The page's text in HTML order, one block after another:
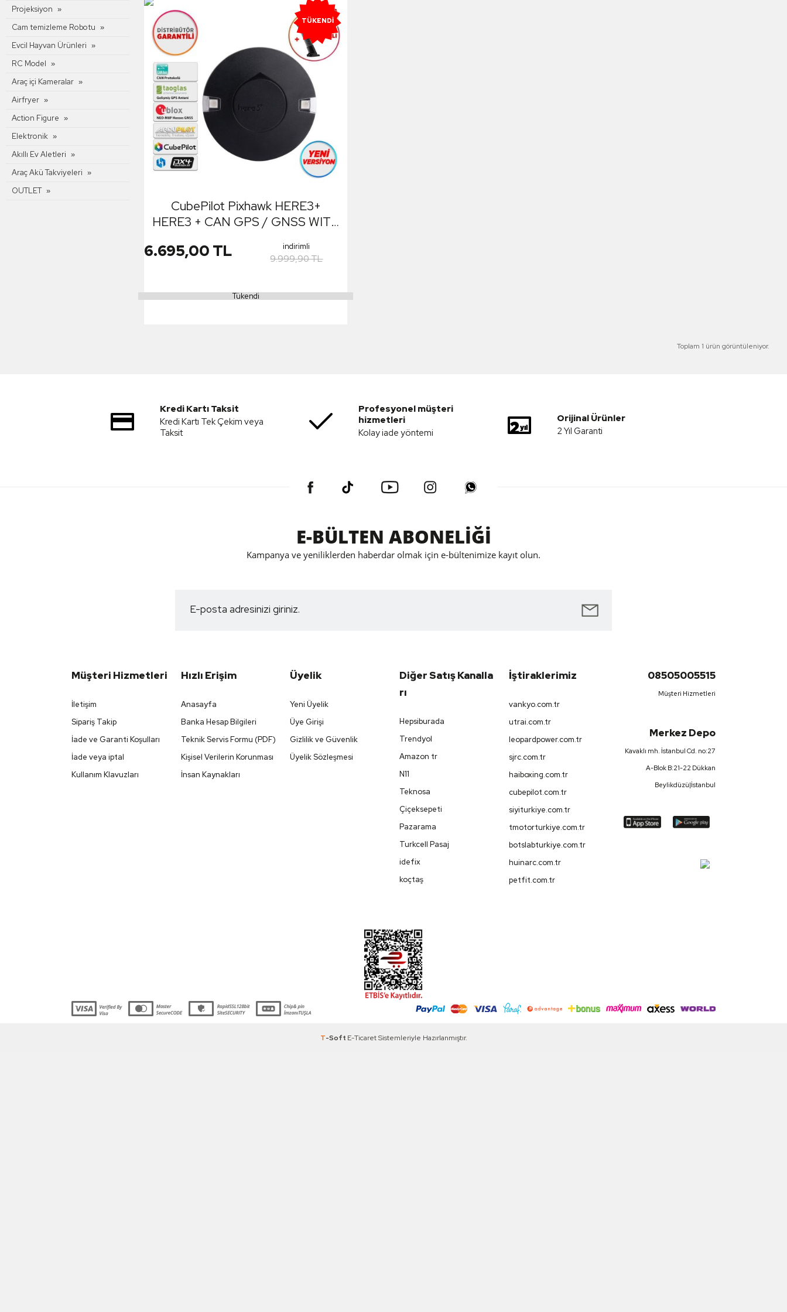
Projeksiyon
Cam temizleme Robotu
Evcil Hayvan Ürünleri
RC Model
Araç içi Kameralar
Airfryer
Action Figure
Elektronik
Akıllı Ev Aletleri
Araç Akü Takviyeleri
OUTLET
TÜKENDI
CubePilot Pixhawk HERE3+
HERE3 + CAN GPS / GNSS WITH
Garantili)
6.695,00 TL indirimli
9.999,90 TL
Tükendi
Toplam 1 ürün görüntüleniyor.
Kredi Kartı Taksit
Kredi Kartı Tek Çekim veya
Taksit
Profesyonel müşteri
hizmetleri
Kolay iade yöntemi
Orijinal Ürünler
2 Yıl Garanti
E-BÜLTEN ABONELİĞİ
Kampanya ve yeniliklerden haberdar olmak için e-bültenimize kayıt olun.
Müşteri Hizmetleri
İletişim
Sipariş Takip
İade ve Garanti Koşulları
İade veya iptal
Kullanım Klavuzları
Hızlı Erişim
Anasayfa
Banka Hesap Bilgileri
Teknik Servis Formu (PDF)
Kişisel Verilerin Korunması
İnsan Kaynakları
Üyelik
Yeni Üyelik
Üye Girişi
Gizlilik ve Güvenlik
Üyelik Sözleşmesi
Diğer Satış Kanalla
Rı
Hepsiburada
Trendyol
Amazon tr
N11
Teknosa
Çiçeksepeti
Pazarama
Turkcell Pasaj
idefix
koçtaş
İştiraklerimiz
vankyo.com.tr
utrai.com.tr
leopardpower.com.tr
sjrc.com.tr
haiboxing.com.tr
cubepilot.com.tr
siyiturkiye.com.tr
tmotorturkiye.com.tr
botslabturkiye.com.tr
huinarc.com.tr
petfit.com.tr
08505005515
Müşteri Hizmetleri
Merkez Depo
Kavaklı mh. İstanbul Cd. no:27
A-Blok B:21-22 Dükkan
Beylikdüzü|İstanbul
T-Soft E-TicaretSistemleriyle Hazırlanmıştır.